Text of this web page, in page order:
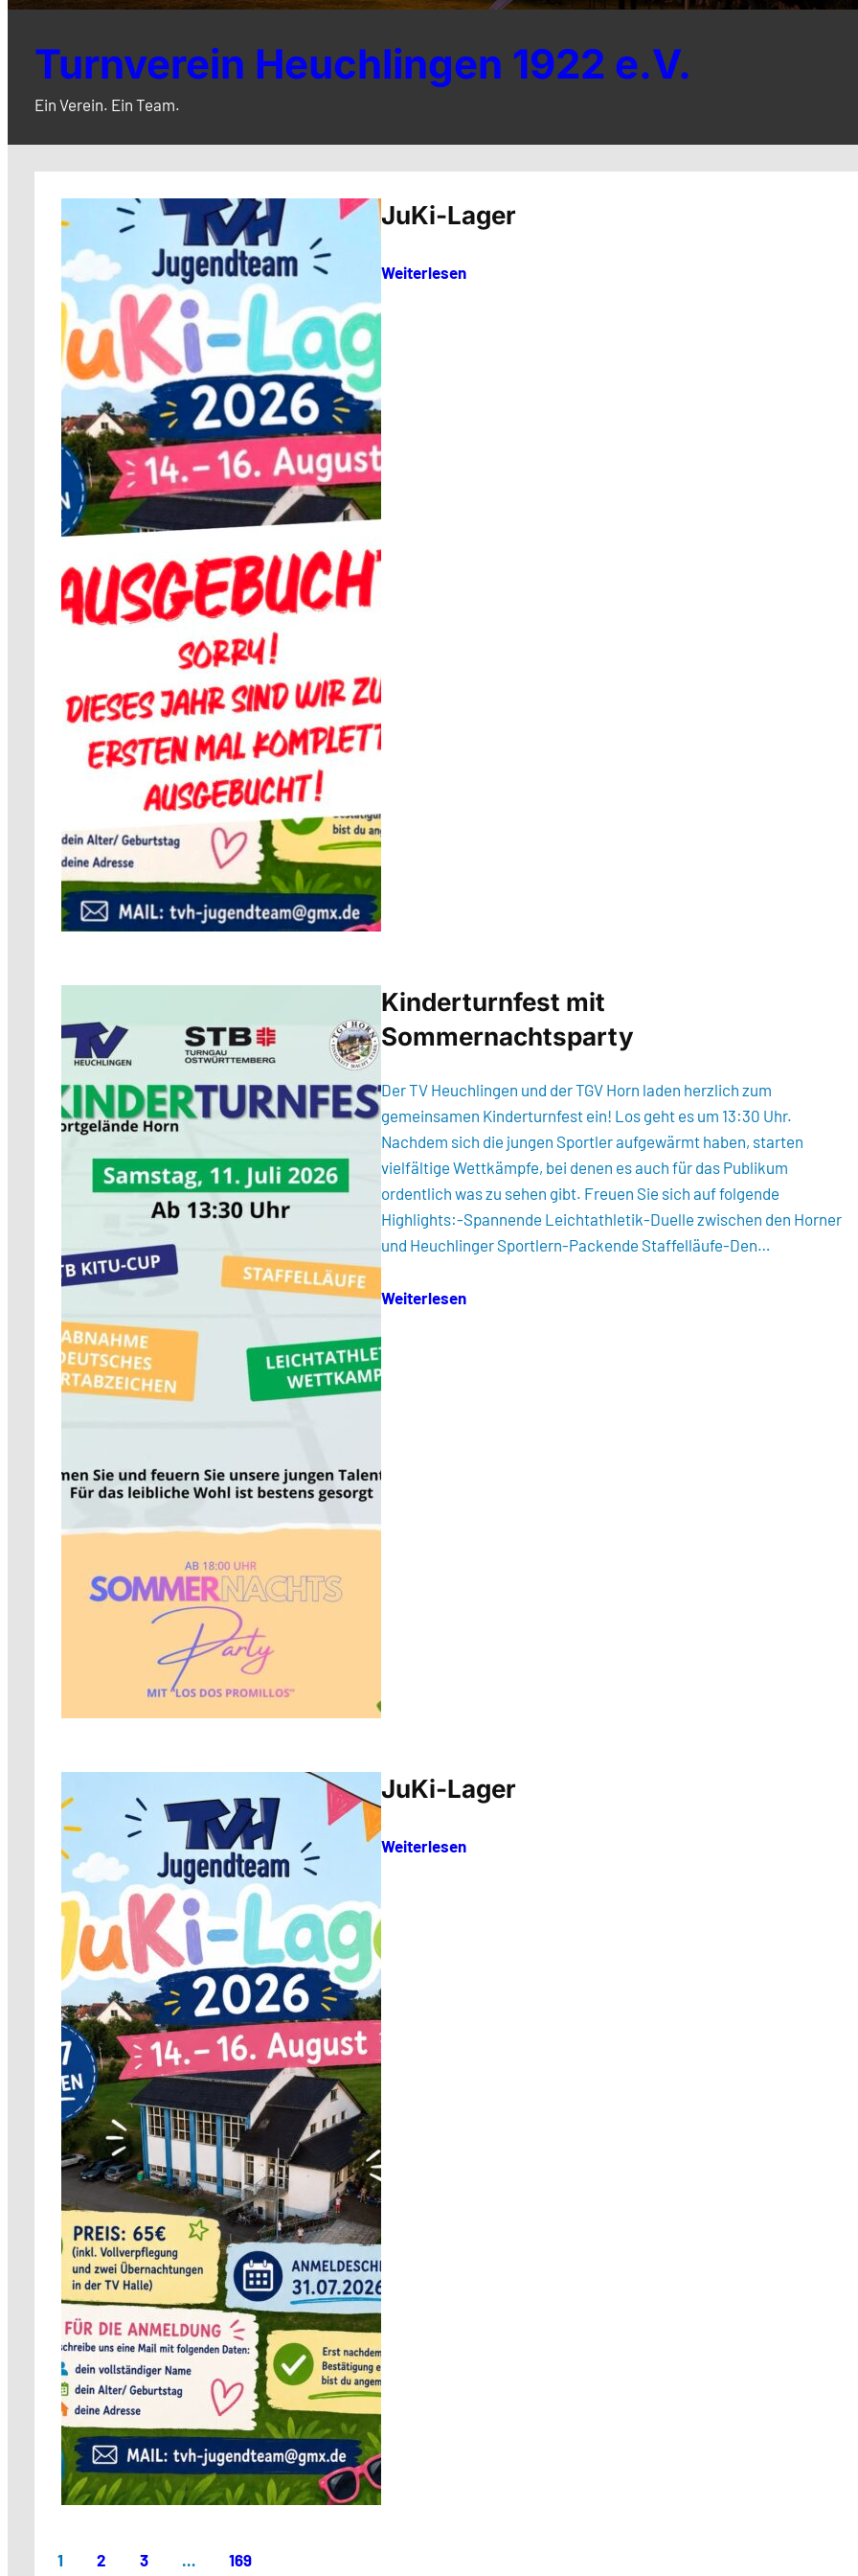
Turnverein Heuchlingen 1922 e.V.
Ein Verein. Ein Team.
JuKi-Lager
Weiterlesen
Kinderturnfest mit
Sommernachtsparty
Der TV Heuchlingen und der TGV Horn laden herzlich zum
gemeinsamen Kinderturnfest ein! Los geht es um 13:30 Uhr.
Nachdem sich die jungen Sportler aufgewärmt haben, starten
vielfältige Wettkämpfe, bei denen es auch für das Publikum
ordentlich was zu sehen gibt. Freuen Sie sich auf folgende
Highlights:-Spannende Leichtathletik-Duelle zwischen den Horner
und Heuchlinger Sportlern-Packende Staffelläufe-Den…
Weiterlesen
JuKi-Lager
Weiterlesen
1 2 3 … 169